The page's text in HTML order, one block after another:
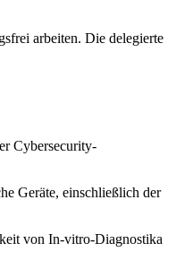
arbeiten. Die delegierte
Cybersecurity-
Geräte, einschließlich der
von In-vitro-Diagnostika